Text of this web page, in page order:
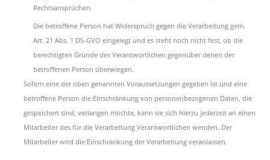
Rechtsansprüchen.
Die betroffene Person hat Widerspruch gegen die Verarbeitung gem.
Art. 21 Abs. 1 DS-GVO eingelegt und es steht noch nicht fest, ob die
berechtigten Gründe des Verantwortlichen gegenüber denen der
betroffenen Person überwiegen.
Sofern eine der oben genannten Voraussetzungen gegeben ist und eine
betroffene Person die Einschränkung von personenbezogenen Daten, die
gespeichert sind, verlangen möchte, kann sie sich hierzu jederzeit an einen
Mitarbeiter des für die Verarbeitung Verantwortlichen wenden. Der
Mitarbeiter wird die Einschränkung der Verarbeitung veranlassen.